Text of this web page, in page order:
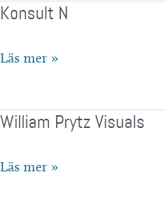
AB
Konsult N
Konsult
Läs mer »
William Prytz Visuals
William
Läs mer »